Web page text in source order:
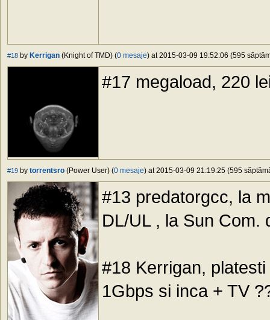
#18 by Kerrigan (Knight of TMD) (0 mesaje) at 2015-03-09 19:52:06 (595
#17 megaload, 220
#19 by torrentsro (Power User) (0 mesaje) at 2015-03-09 21:19:25 (595
#13 predatorgcc, la
DL/UL , la Sun Com.
#18 Kerrigan,
1Gbps si inca + TV